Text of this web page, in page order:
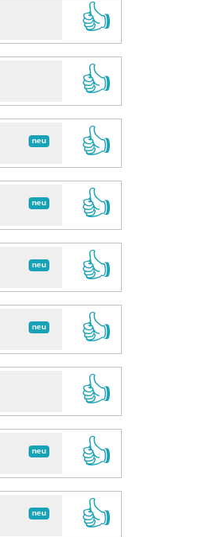
👍
👍
neu
👍
neu
👍
neu
👍
neu
👍
👍
neu
👍
neu
👍